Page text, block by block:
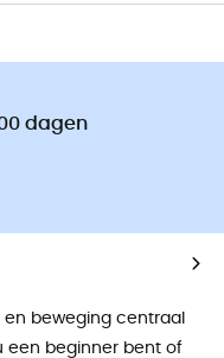
dagen
beweging centraal
een beginner bent of